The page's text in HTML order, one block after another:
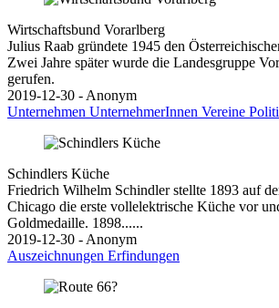
Wirtschaftsbund Vorarlberg
Julius Raab gründete 1945 den
Zwei Jahre später wurde die Landesgruppe
gerufen.
2019-12-30 - Anonym
Unternehmen UnternehmerInnen Vereine
Schindlers Küche
Friedrich Wilhelm Schindler stellte 1893 auf
Chicago die erste vollelektrische Küche vor
Goldmedaille. 1898......
2019-12-30 - Anonym
Auszeichnungen Erfindungen